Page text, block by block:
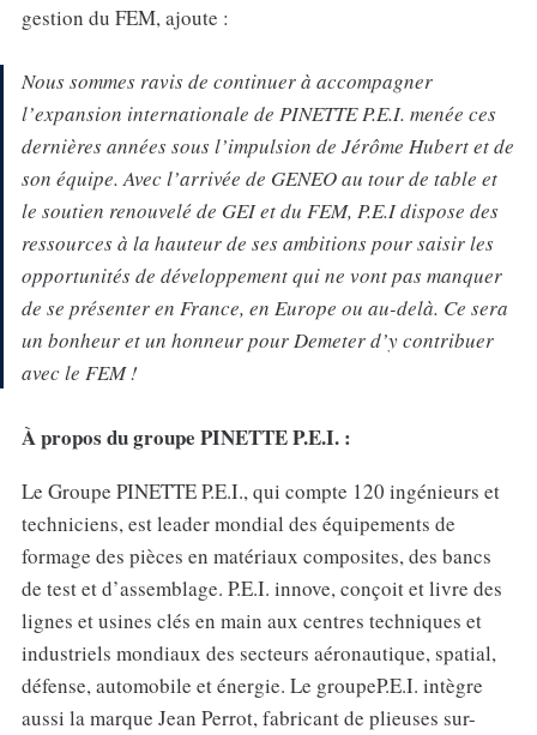
gestion du FEM, ajoute :
Nous sommes ravis de continuer à accompagner
l’expansion internationale de PINETTE P.E.I. menée ces
dernières années sous l’impulsion de Jérôme Hubert et de
son équipe. Avec l’arrivée de GENEO au tour de table et
le soutien renouvelé de GEI et du FEM, P.E.I dispose des
ressources à la hauteur de ses ambitions pour saisir les
opportunités de développement qui ne vont pas manquer
de se présenter en France, en Europe ou au-delà. Ce sera
un bonheur et un honneur pour Demeter d’y contribuer
avec le FEM !
À propos du groupe PINETTE P.E.I. :
Le Groupe PINETTE P.E.I., qui compte 120 ingénieurs et
techniciens, est leader mondial des équipements de
formage des pièces en matériaux composites, des bancs
de test et d’assemblage. P.E.I. innove, conçoit et livre des
lignes et usines clés en main aux centres techniques et
industriels mondiaux des secteurs aéronautique, spatial,
défense, automobile et énergie. Le groupeP.E.I. intègre
aussi la marque Jean Perrot, fabricant de plieuses sur-